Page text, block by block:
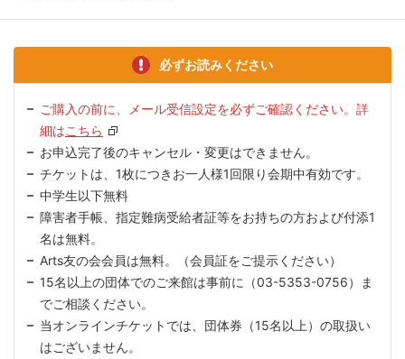
必ずお読みください
ご購入の前に、メール受信設定を必ずご確認ください。詳
細はこちら
お申込完了後のキャンセル・変更はできません。
チケットは、1枚につきお一人様1回限り会期中有効です。
中学生以下無料
障害者手帳、指定難病受給者証等をお持ちの方および付添1
名は無料。
Arts友の会会員は無料。（会員証をご提示ください）
15名以上の団体でのご来館は事前に（03-5353-0756）ま
でご相談ください。
当オンラインチケットでは、団体券（15名以上）の取扱い
はございません。